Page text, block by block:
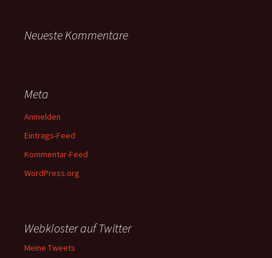
Neueste Kommentare
Meta
Anmelden
Eintrags-Feed
Kommentar-Feed
WordPress.org
Webkloster auf Twitter
Meine Tweets